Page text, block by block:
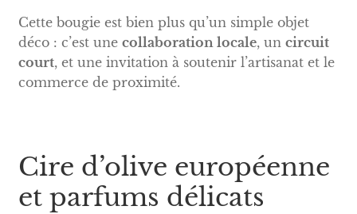
Cette bougie est bien plus qu’un simple objet
déco : c’est une collaboration locale, un circuit
court, et une invitation à soutenir l’artisanat et le
commerce de proximité.
Cire d’olive européenne
et parfums délicats